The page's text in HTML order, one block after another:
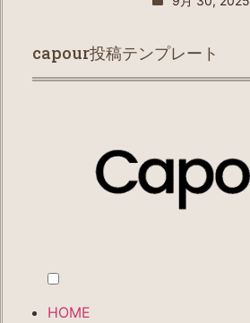
capour投稿テンプレート
HOME